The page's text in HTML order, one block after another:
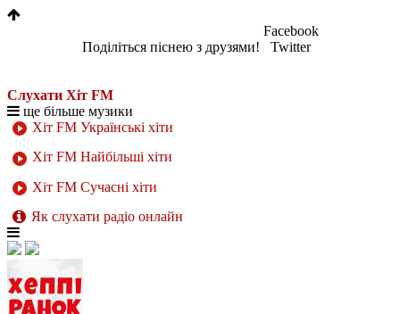
Поділіться піснею з друзями!
Facebook
Twitter
Слухати Хіт FM
ще більше музики
Хіт FM Українські хіти
Хіт FM Найбільші хіти
Хіт FM Сучасні хіти
Як слухати радіо онлайн